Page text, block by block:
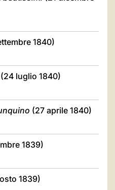
1840)
(24 luglio 1840)
(27 aprile 1840)
1839)
1839)